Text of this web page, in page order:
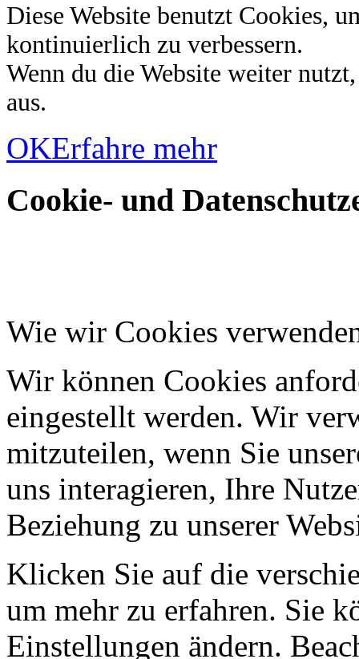
Diese Website benutzt Cookies,
kontinuierlich zu verbessern.
Wenn du die Website weiter
aus.
OKErfahre mehr
Cookie- und
Wie wir Cookies
Wir können Cookies
eingestellt werden. Wir
mitzuteilen, wenn Sie
uns interagieren, Ihre
Beziehung zu unserer
Klicken Sie auf die
um mehr zu erfahren. Sie
Einstellungen ändern.